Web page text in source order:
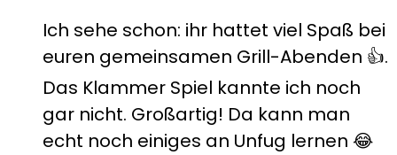
Ich sehe schon: ihr hattet viel Spaß bei
euren gemeinsamen Grill-Abenden 👍.
Das Klammer Spiel kannte ich noch
gar nicht. Großartig! Da kann man
echt noch einiges an Unfug lernen 😂